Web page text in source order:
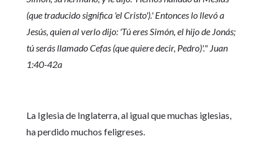
(que traducido significa 'el Cristo').' Entonces lo llevó a
Jesús, quien al verlo dijo: 'Tú eres Simón, el hijo de Jonás;
tú serás llamado Cefas (que quiere decir, Pedro)'." Juan
1:40-42a
La Iglesia de Inglaterra, al igual que muchas iglesias,
ha perdido muchos feligreses.